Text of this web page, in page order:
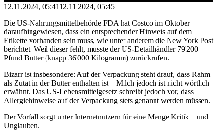
12.11.2024, 05:4112.11.2024, 05:45
Die US-Nahrungsmittelbehörde FDA hat Costco im Oktober
daraufhingewiesen, dass ein entsprechender Hinweis auf dem
Etikette vorhanden sein muss, wie unter anderem die New York Post
berichtet. Weil dieser fehlt, musste der US-Detailhändler 79'200
Pfund Butter (knapp 36'000 Kilogramm) zurückrufen.
Bizarr ist insbesondere: Auf der Verpackung steht drauf, dass Rahm
als Zutat in der Butter enthalten ist – Milch jedoch ist nicht wörtlich
erwähnt. Das US-Lebensmittelgesetz schreibt jedoch vor, dass
Allergiehinweise auf der Verpackung stets genannt werden müssen.
Der Vorfall sorgt unter Internetnutzern für eine Menge Kritik – und
Unglauben.